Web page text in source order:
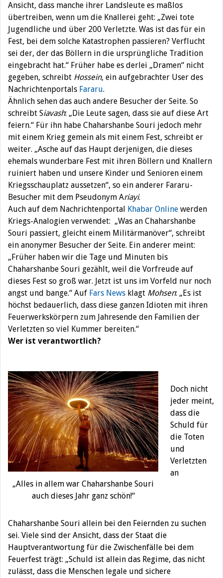
Ansicht, dass manche ihrer Landsleute es maßlos
übertreiben, wenn um die Knallerei geht: „Zwei tote
Jugendliche und über 200 Verletzte. Was ist das für ein
Fest, bei dem solche Katastrophen passieren? Verflucht
sei der, der das Böllern in die ursprüngliche Tradition
eingebracht hat.“ Früher habe es derlei „Dramen“ nicht
gegeben, schreibt Hossein, ein aufgebrachter User des
Nachrichtenportals Fararu.
Ähnlich sehen das auch andere Besucher der Seite. So
schreibt Siavash: „Die Leute sagen, dass sie auf diese Art
feiern.“ Für ihn habe Chaharshanbe Souri jedoch mehr
mit einem Krieg gemein als mit einem Fest, schreibt er
weiter. „Asche auf das Haupt derjenigen, die dieses
ehemals wunderbare Fest mit ihren Böllern und Knallern
ruiniert haben und unsere Kinder und Senioren einem
Kriegsschauplatz aussetzen“, so ein anderer Fararu-
Besucher mit dem Pseudonym Ariayi.
Auch auf dem Nachrichtenportal Khabar Online werden
Kriegs-Analogien verwendet: „Was an Chaharshanbe
Souri passiert, gleicht einem Militärmanöver“, schreibt
ein anonymer Besucher der Seite. Ein anderer meint:
„Früher haben wir die Tage und Minuten bis
Chaharshanbe Souri gezählt, weil die Vorfreude auf
dieses Fest so groß war. Jetzt ist uns im Vorfeld nur noch
angst und bange.“ Auf Fars News klagt Mohsen: „Es ist
höchst bedauerlich, dass diese ganzen Idioten mit ihren
Feuerwerkskörpern zum Jahresende den Familien der
Verletzten so viel Kummer bereiten.“
Wer ist verantwortlich?
„Alles in allem war Chaharshanbe Souri
auch dieses Jahr ganz schön!“
Doch nicht
jeder meint,
dass die
Schuld für
die Toten
und
Verletzten
an
Chaharshanbe Souri allein bei den Feiernden zu suchen
sei. Viele sind der Ansicht, dass der Staat die
Hauptverantwortung für die Zwischenfälle bei dem
Feuerfest trägt: „Schuld ist allein das Regime, das nicht
zulässt, dass die Menschen legale und sichere